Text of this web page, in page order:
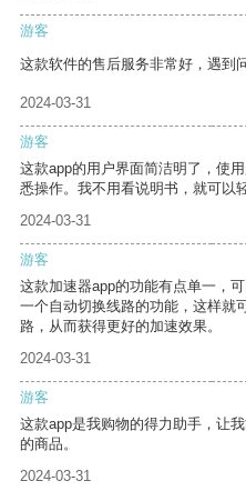
游客
这款软件的售后服务非常好，遇到
2024-03-31
游客
这款app的用户界面简洁明了，使
悉操作。我不用看说明书，就可以
2024-03-31
游客
这款加速器app的功能有点单一，
一个自动切换线路的功能，这样就
路，从而获得更好的加速效果。
2024-03-31
游客
这款app是我购物的得力助手，让
的商品。
2024-03-31